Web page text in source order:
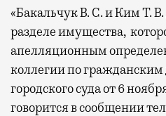
«Бакальчук В. С. и Ким Т. В.
разделе имущества,
апелляционным
коллегии по гражданским
городского суда от 6
говорится в сообщении